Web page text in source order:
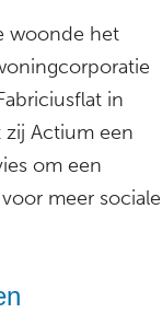
woonde het
in
zij Actium een
om een
meer sociale